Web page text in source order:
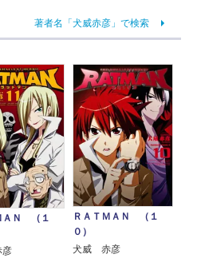
著者名「犬威赤彦」で検索
ＡＮ （１
ＲＡＴＭＡＮ （１
０）
犬威 赤彦